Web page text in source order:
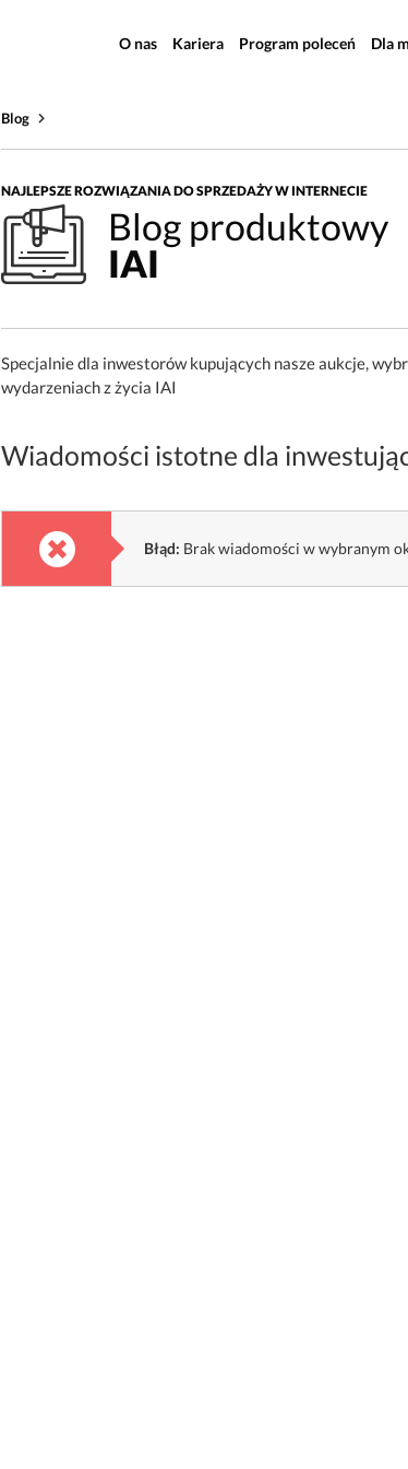
O nas Kariera Program poleceń Dla
Blog
NAJLEPSZE ROZWIĄZANIA DO SPRZEDAŻY W INTERNECIE
Blog produktowy
IAI
Specjalnie dla inwestorów kupujących nasze aukcje,
wydarzeniach z życia IAI
Wiadomości istotne dla
Błąd: Brak wiadomości w wybranym